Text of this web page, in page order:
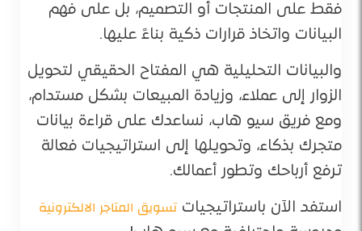
فقط على المنتجات أو التصميم، بل على فهم
البيانات واتخاذ قرارات ذكية بناءً عليها.
والبيانات التحليلية هي المفتاح الحقيقي لتحويل
الزوار إلى عملاء، وزيادة المبيعات بشكل مستدام،
ومع فريق سيو هاب، نساعدك على قراءة بيانات
متجرك بذكاء، وتحويلها إلى استراتيجيات فعالة
ترفع أرباحك وتطور أعمالك.
استفد الآن باستراتيجيات تسويق المتاجر الالكترونية